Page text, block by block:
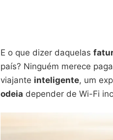
E o que dizer daquelas
país? Ninguém merece
viajante inteligente, um
odeia depender de Wi-Fi